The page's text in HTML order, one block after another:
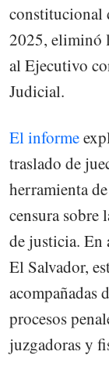
constitucional
2025, eliminó
al Ejecutivo
Judicial.
El informe
traslado de
herramienta
censura sobre
de justicia. En
El Salvador,
acompañadas
procesos
juzgadoras y